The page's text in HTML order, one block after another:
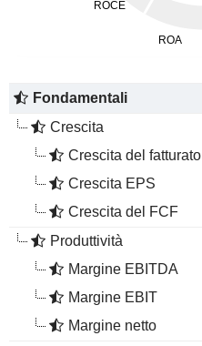
Fondamentali
Crescita
Crescita del fatturato
Crescita EPS
Crescita del FCF
Produttività
Margine EBITDA
Margine EBIT
Margine netto